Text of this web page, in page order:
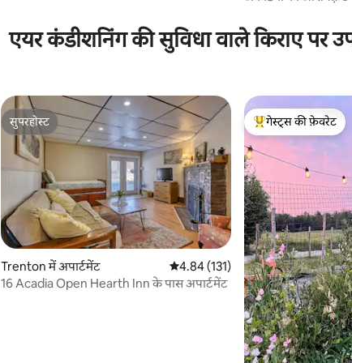
एयर कंडीशनिंग की सुविधा वाले किराए पर
सुपरहोस्ट
सुपरहोस्ट
Trenton में अपार्टमेंट औसत रेटिंग 5 में से 4.84, 131 समीक्षाएँ
4.84 (131)
16 Acadia Open Hearth Inn के पास अपार्टमेंट
गेस्ट्स का टॉप फ़ेवरेट
गेस्ट्स की फ़ेवरेट